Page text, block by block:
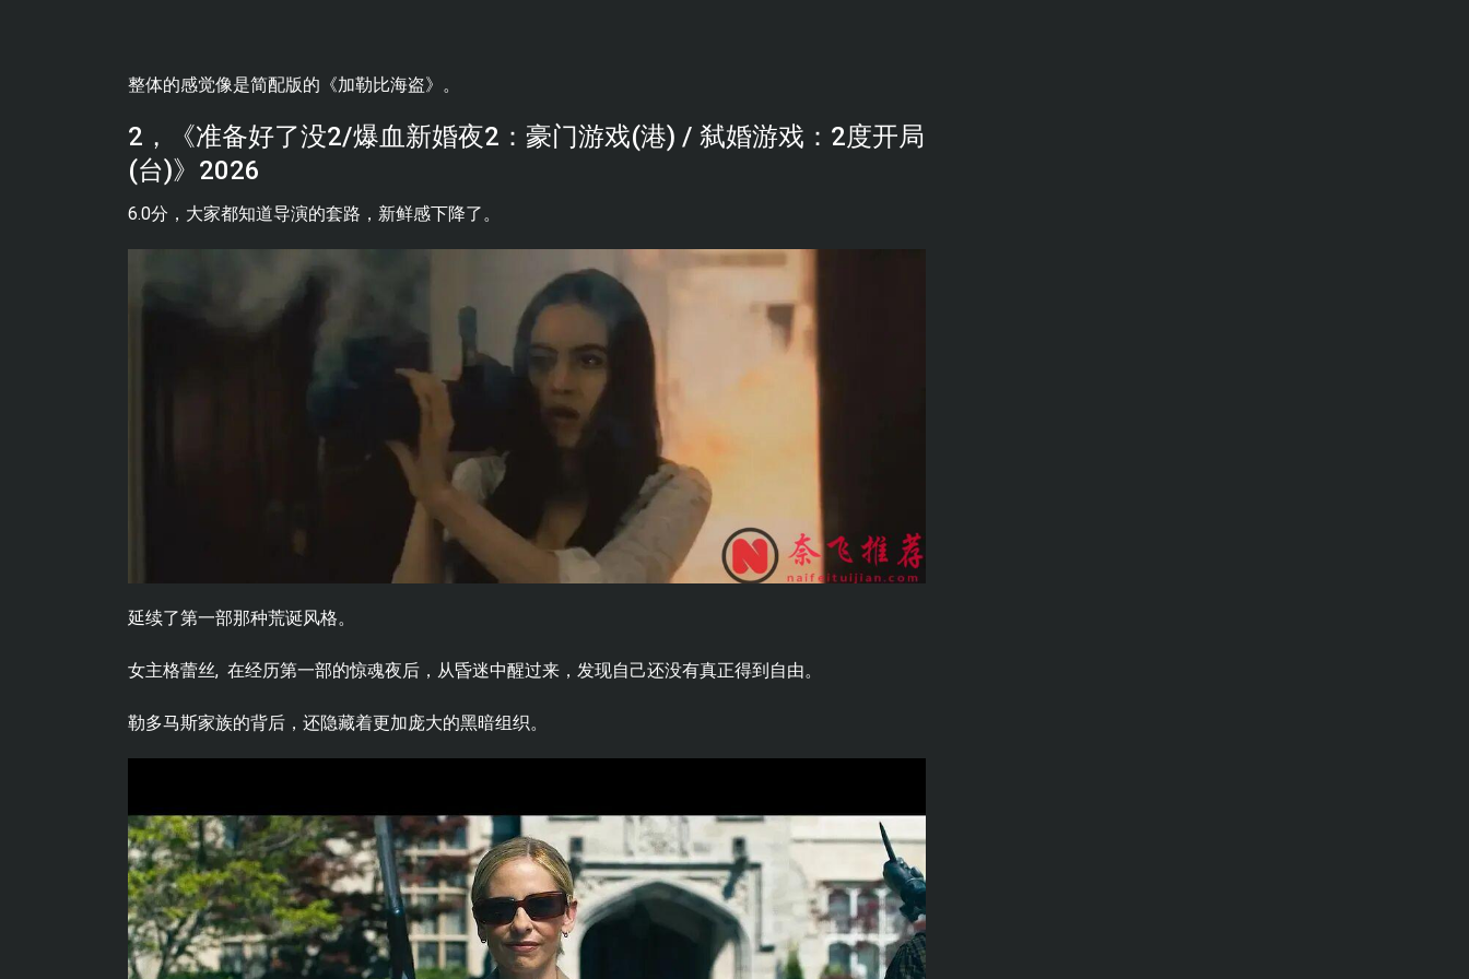
整体的感觉像是简配版的《加勒比海盗》。
2，《准备好了没2/爆血新婚夜2：豪门游戏(港) / 弑婚游戏：2度开局
(台)》2026
6.0分，大家都知道导演的套路，新鲜感下降了。
延续了第一部那种荒诞风格。
女主格蕾丝, 在经历第一部的惊魂夜后，从昏迷中醒过来，发现自己还没有真正得到自由。
勒多马斯家族的背后，还隐藏着更加庞大的黑暗组织。